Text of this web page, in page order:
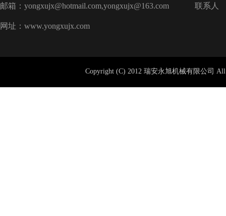
邮箱：yongxujx@hotmail.com,yongxujx@163.com
网址：www.yongxujx.com
联系人
Copyright (C) 2012 瑞安永旭机械有限公司 All